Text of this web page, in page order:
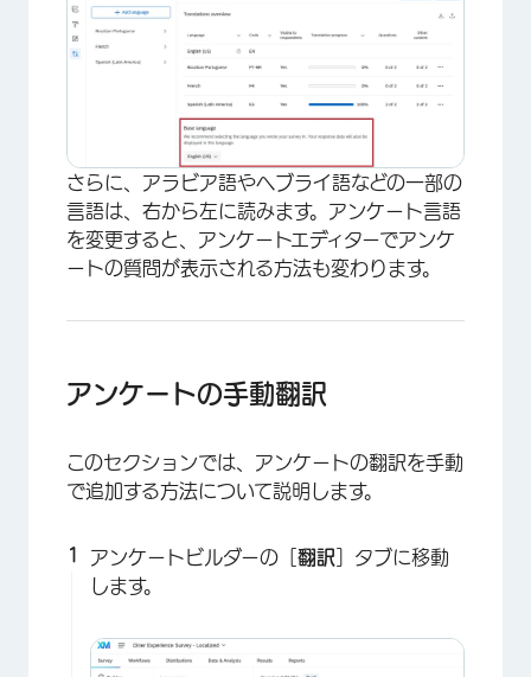
さらに、アラビア語やヘブライ語などの一部の
言語は、右から左に読みます。アンケート言語
を変更すると、アンケートエディターでアンケ
ートの質問が表示される方法も変わります。
アンケートの手動翻訳
このセクションでは、アンケートの翻訳を手動
で追加する方法について説明します。
アンケートビルダーの［ 翻訳 ］タブに移動
します。